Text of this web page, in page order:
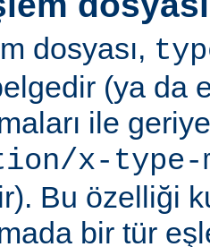
dosyası,
(ya da
ile
x-type-
Bu özelliği
bir tür